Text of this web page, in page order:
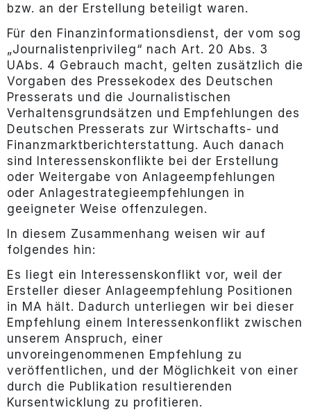
bzw. an der Erstellung beteiligt waren.
Für den Finanzinformationsdienst, der vom sog
„Journalistenprivileg“ nach Art. 20 Abs. 3
UAbs. 4 Gebrauch macht, gelten zusätzlich die
Vorgaben des Pressekodex des Deutschen
Presserats und die Journalistischen
Verhaltensgrundsätzen und Empfehlungen des
Deutschen Presserats zur Wirtschafts- und
Finanzmarktberichterstattung. Auch danach
sind Interessenskonflikte bei der Erstellung
oder Weitergabe von Anlageempfehlungen
oder Anlagestrategieempfehlungen in
geeigneter Weise offenzulegen.
In diesem Zusammenhang weisen wir auf
folgendes hin:
Es liegt ein Interessenskonflikt vor, weil der
Ersteller dieser Anlageempfehlung Positionen
in MA hält. Dadurch unterliegen wir bei dieser
Empfehlung einem Interessenkonflikt zwischen
unserem Anspruch, einer
unvoreingenommenen Empfehlung zu
veröffentlichen, und der Möglichkeit von einer
durch die Publikation resultierenden
Kursentwicklung zu profitieren.